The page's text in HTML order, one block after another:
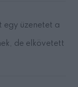
egy üzenetet a
de elkövetett